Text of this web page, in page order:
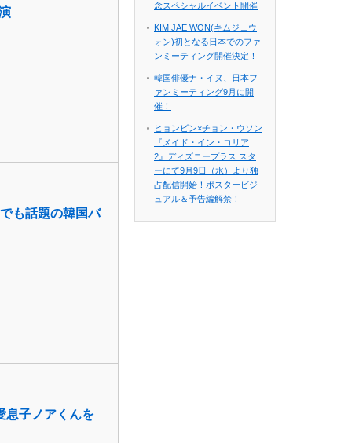
も話題の韓国バ
息子ノアくんを
念スペシャルイベント開催
KIM JAE WON(キムジェウ
ォン)初となる日本でのファ
ンミーティング開催決定！
韓国俳優ナ・イヌ、日本フ
ァンミーティング9月に開
催！
ヒョンビン×チョン・ウソン
『メイド・イン・コリア
2』ディズニープラス スタ
ーにて9月9日（水）より独
占配信開始！ポスタービジ
ュアル＆予告編解禁！